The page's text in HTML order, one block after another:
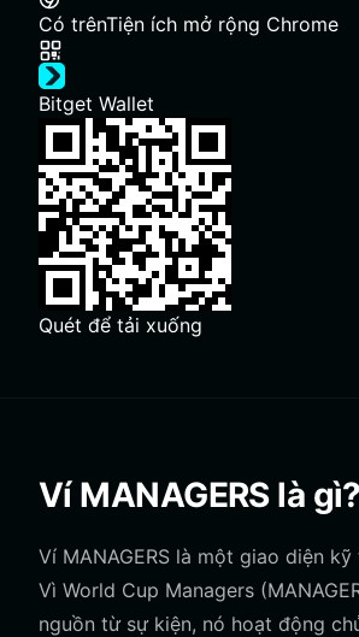
Có trênTiện ích mở rộng Chrome
Bitget Wallet
Quét để tải xuống
Ví MANAGERS là gì?
Ví MANAGERS là một giao diện
Vì World Cup Managers
nguồn từ sự kiện, nó hoạt động